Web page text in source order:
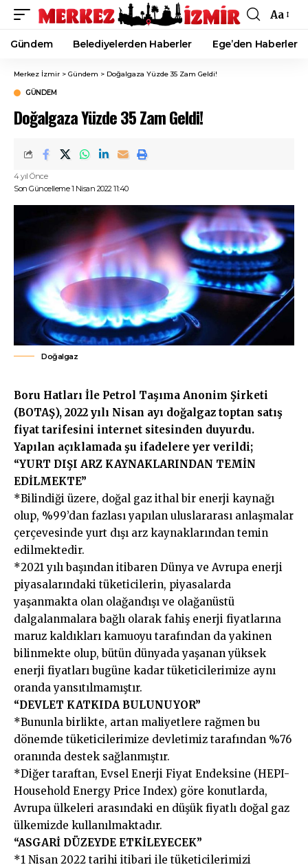
Font
Resizer
Aa
Gündem Belediyelerden Haberler Ege’den Haberler
Merkez İzmir > Gündem > Doğalgaza Yüzde 35 Zam Geldi!
GÜNDEM
Doğalgaza Yüzde 35 Zam Geldi!
Son Güncelleme 1 Nisan 2022 11:40
4 yıl Önce
Doğalgaz
Boru Hatları İle Petrol Taşıma Anonim Şirketi
(BOTAŞ), 2022 yılı Nisan ayı doğalgaz toptan satış
fiyat tarifesini internet sitesinden duyurdu.
Yapılan açıklamada şu ifadelere yer verildi;
“YURT DIŞI ARZ KAYNAKLARINDAN TEMİN
EDİLMEKTE”
*Bilindiği üzere, doğal gaz ithal bir enerji kaynağı
olup, %99’dan fazlası yapılan uluslararası anlaşmalar
çerçevesinde yurt dışı arz kaynaklarından temin
edilmektedir.
*2021 yılı başından itibaren Dünya ve Avrupa enerji
piyasalarındaki tüketicilerin, piyasalarda
yaşanmakta olan olağandışı ve olağanüstü
dalgalanmalara bağlı olarak fahiş enerji fiyatlarına
maruz kaldıkları kamuoyu tarafından da yakinen
bilinmekte olup, bütün dünyada yaşanan yüksek
enerji fiyatları bugüne kadar tüketicilerimize aynı
oranda yansıtılmamıştır.
“DEVLET KATKIDA BULUNUYOR”
*Bununla birlikte, artan maliyetlere rağmen bu
dönemde tüketicilerimize devletimiz tarafından %76
oranında destek sağlanmıştır.
*Diğer taraftan, Evsel Enerji Fiyat Endeksine (HEPI-
Household Energy Price Index) göre konutlarda,
Avrupa ülkeleri arasındaki en düşük fiyatlı doğal gaz
ülkemizde kullanılmaktadır.
“ASGARİ DÜZEYDE ETKİLEYECEK”
*1 Nisan 2022 tarihi itibari ile tüketicilerimizi